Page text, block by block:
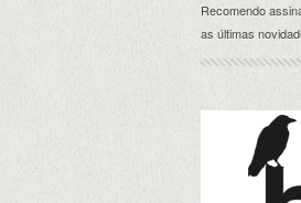
Recomendo
as últimas